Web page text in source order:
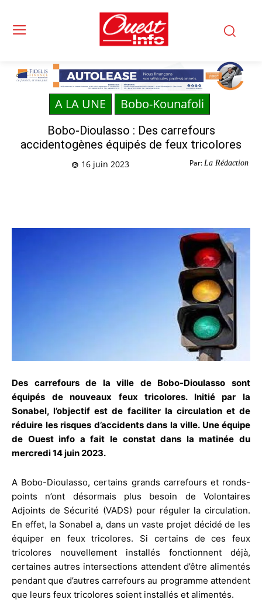
A LA UNE Bobo-Kounafoli
Bobo-Dioulasso : Des carrefours
accidentogènes équipés de feux tricolores
Par: La Rédaction
16 juin 2023
Des carrefours de la ville de Bobo-Dioulasso sont
équipés de nouveaux feux tricolores. Initié par la
Sonabel, l’objectif est de faciliter la circulation et de
réduire les risques d’accidents dans la ville. Une équipe
de Ouest info a fait le constat dans la matinée du
mercredi 14 juin 2023.
A Bobo-Dioulasso, certains grands carrefours et ronds-
points n’ont désormais plus besoin de Volontaires
Adjoints de Sécurité (VADS) pour réguler la circulation.
En effet, la Sonabel a, dans un vaste projet décidé de les
équiper en feux tricolores. Si certains de ces feux
tricolores nouvellement installés fonctionnent déjà,
certaines autres intersections attendent d’être alimentés
pendant que d’autres carrefours au programme attendent
que leurs feux tricolores soient installés et alimentés.